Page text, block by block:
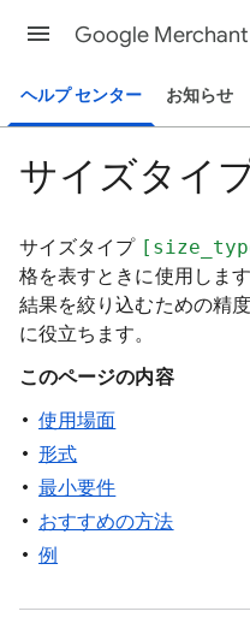
ヘルプ センター お知らせ
サイズタイ
サイズタイプ
格を表すときに使用しま
結果を絞り込むための精
に役立ちます。
このページの内容
使用場面
形式
最小要件
おすすめの方法
例